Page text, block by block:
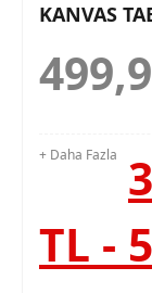
KANVAS
+ Daha Fazla
TL -